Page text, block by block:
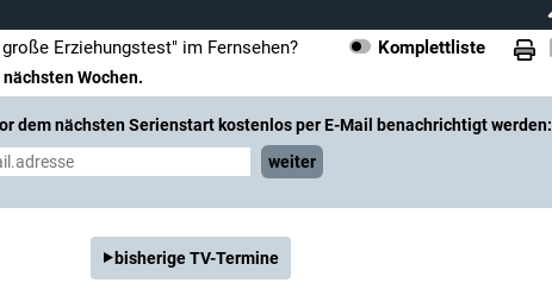
Erziehungstest" im Fernsehen? Komplettliste
Wochen.
dem nächsten Serienstart kostenlos per E-Mail benachrichtigt werden:
weiter
bisherige TV-Termine